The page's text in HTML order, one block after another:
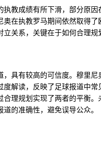
教成绩有所下滑，部分原因
在执教罗马期间依然取得了
关系，关键在于如何合理规
具有较高的可信度。穆里尼
解读，反映了足球报道中常
合理规划实现了两者的平衡。
的准确性，避免误导公众。